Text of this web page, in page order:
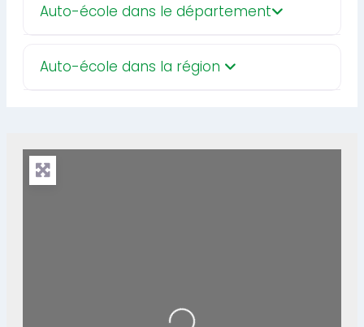
Auto-école dans le département
Auto-école dans la région
Loading...